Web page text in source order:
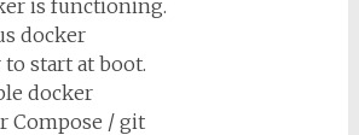
is functioning.
docker
to start at boot.
docker
Compose / git